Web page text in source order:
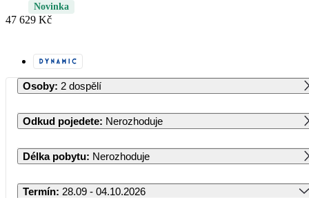
Novinka
47 629 Kč
Osoby: 2 dospělí
Odkud pojedete: Nerozhoduje
Délka pobytu: Nerozhoduje
Termín: 28.09 - 04.10.2026